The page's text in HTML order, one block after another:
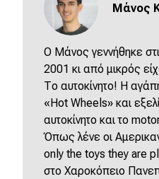
Μάνος
Ο Μάνος γεννήθηκε
2001 κι από μικρός
Το αυτοκίνητο! Η
«Hot Wheels» και
αυτοκίνητο και το
Όπως λένε οι
only the toys they are
στο Χαροκόπειο